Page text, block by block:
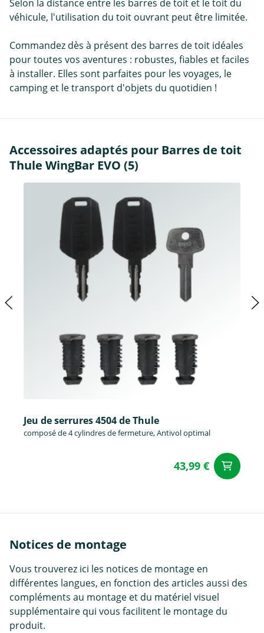
Selon la distance entre les barres de toit et le toit du
véhicule, l'utilisation du toit ouvrant peut être limitée.
Commandez dès à présent des barres de toit idéales
pour toutes vos aventures : robustes, fiables et faciles
à installer. Elles sont parfaites pour les voyages, le
camping et le transport d'objets du quotidien !
Accessoires adaptés pour Barres de toit
Thule WingBar EVO (5)
Jeu de serrures 4504 de Thule
composé de 4 cylindres de fermeture, Antivol optimal
43,99 €
Notices de montage
Vous trouverez ici les notices de montage en
différentes langues, en fonction des articles aussi des
compléments au montage et du matériel visuel
supplémentaire qui vous facilitent le montage du
produit.